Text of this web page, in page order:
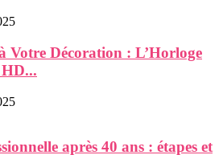
Votre Décoration : L’Horloge
après 40 ans : étapes et